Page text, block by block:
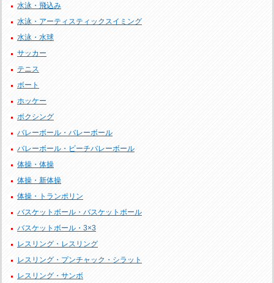
水泳・飛込み
水泳・アーティスティックスイミング
水泳・水球
サッカー
テニス
ボート
ホッケー
ボクシング
バレーボール・バレーボール
バレーボール・ビーチバレーボール
体操・体操
体操・新体操
体操・トランポリン
バスケットボール・バスケットボール
バスケットボール・3×3
レスリング・レスリング
レスリング・プンチャック・シラット
レスリング・サンボ